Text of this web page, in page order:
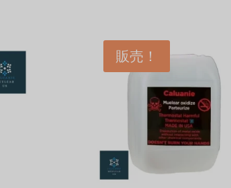
販売！